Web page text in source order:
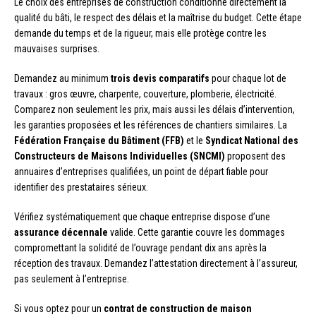
qualité du bâti, le respect des délais et la maîtrise du budget. Cette étape
demande du temps et de la rigueur, mais elle protège contre les
mauvaises surprises.
Demandez au minimum trois devis comparatifs pour chaque lot de
travaux : gros œuvre, charpente, couverture, plomberie, électricité.
Comparez non seulement les prix, mais aussi les délais d’intervention,
les garanties proposées et les références de chantiers similaires. La
Fédération Française du Bâtiment (FFB) et le Syndicat National des
Constructeurs de Maisons Individuelles (SNCMI) proposent des
annuaires d’entreprises qualifiées, un point de départ fiable pour
identifier des prestataires sérieux.
Vérifiez systématiquement que chaque entreprise dispose d’une
assurance décennale valide. Cette garantie couvre les dommages
compromettant la solidité de l’ouvrage pendant dix ans après la
réception des travaux. Demandez l’attestation directement à l’assureur,
pas seulement à l’entreprise.
Si vous optez pour un contrat de construction de maison